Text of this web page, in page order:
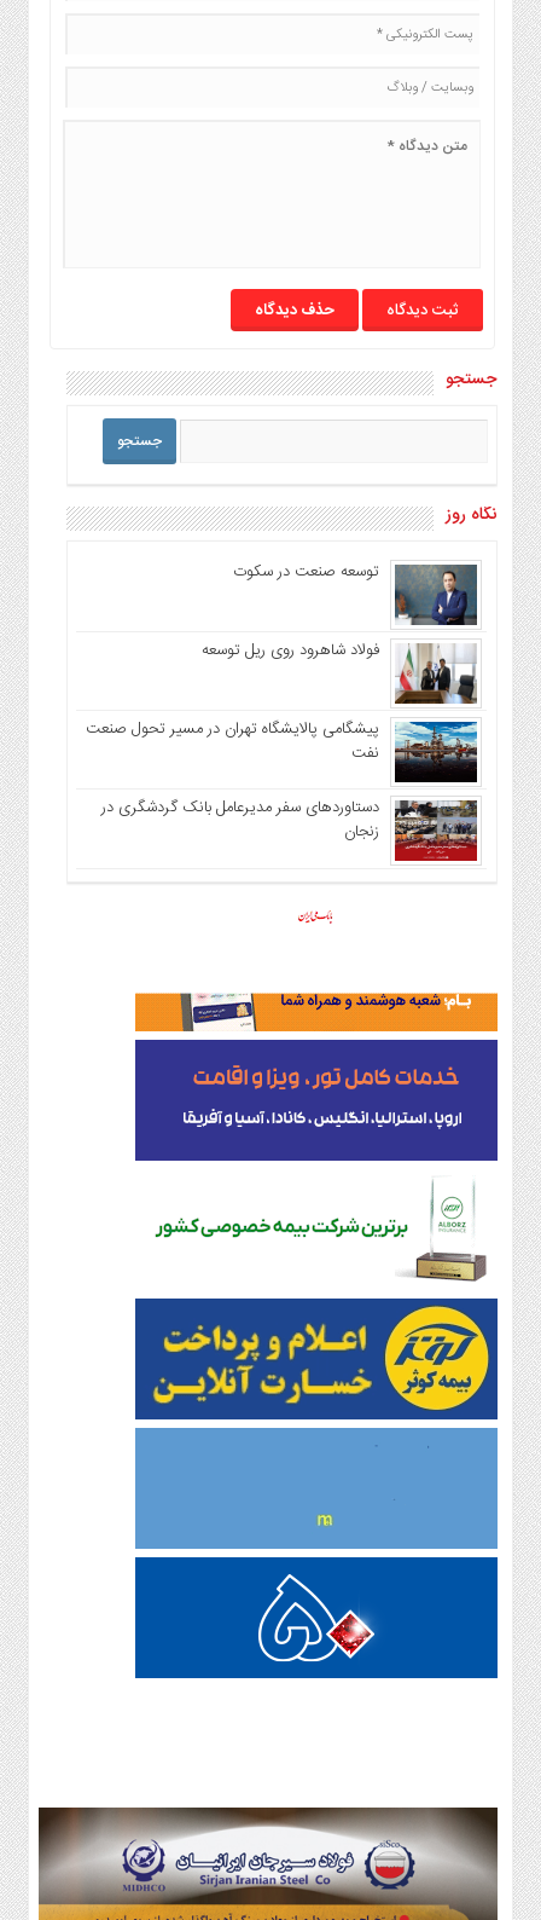
حذف دیدگاه
جستجو
نگاه روز
توسعه صنعت در سکوت
فولاد شاهرود روی ریل توسعه
پیشگامی پالایشگاه تهران در مسیر تحول صنعت
نفت
دستاوردهای سفر مدیرعامل بانک گردشگری در
زنجان